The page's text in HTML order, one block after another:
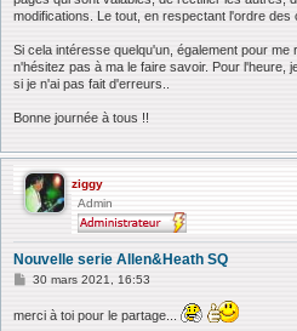
modifications. Le tout, en respectant l'ordre des
Si cela intéresse quelqu'un, également pour me
n'hésitez pas à ma le faire savoir. Pour l'heure,
si je n'ai pas fait d'erreurs..
Bonne journée à tous !!
ziggy
Admin
Nouvelle serie Allen&Heath SQ
M
s
30 mars 2021, 16:53
merci à toi pour le partage...